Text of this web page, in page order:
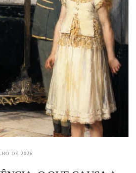
DE 2026